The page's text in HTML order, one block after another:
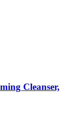
Cleanser,